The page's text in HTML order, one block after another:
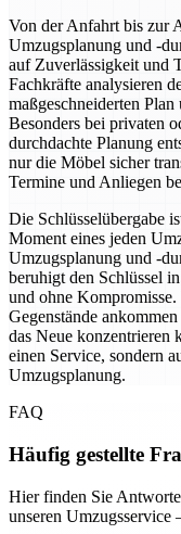
Von der Anfahrt bis zur
Umzugsplanung und -
auf Zuverlässigkeit und
Fachkräfte analysieren
maßgeschneiderten
Besonders bei privaten
durchdachte Planung
nur die Möbel sicher
Termine und Anliegen
Die Schlüsselübergabe
Moment eines jeden
Umzugsplanung und -
beruhigt den Schlüssel
und ohne
Gegenstände
das Neue konzentrieren
einen Service, sondern
Umzugsplanung.
FAQ
Häufig gestellte
Hier finden Sie
unseren Umzugsservice